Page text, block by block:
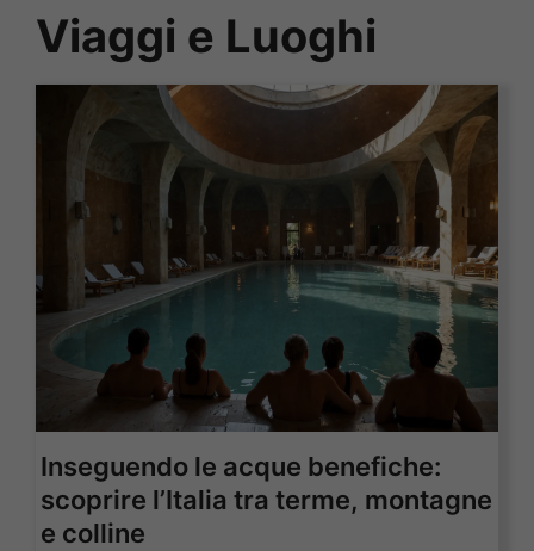
Viaggi e Luoghi
Inseguendo le acque benefiche:
scoprire l’Italia tra terme, montagne
e colline